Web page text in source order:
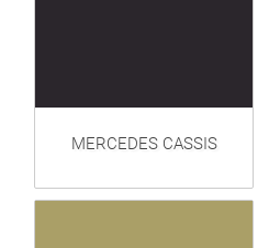
MERCEDES CASSIS